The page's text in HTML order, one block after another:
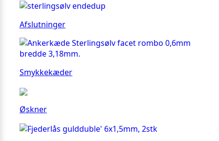
Afslutninger
Smykkekæder
Øskner